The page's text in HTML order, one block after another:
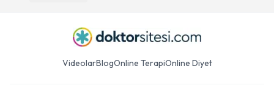
VideolarBlogOnline TerapiOnline Diyet